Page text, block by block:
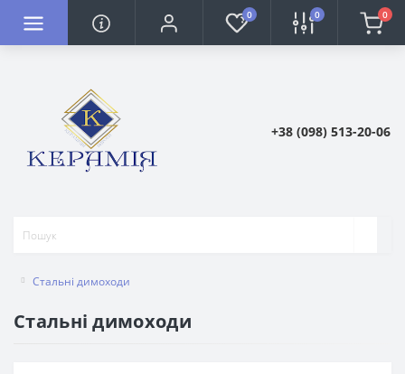
0 0 0
+38 (098) 513-20-06
Стальні димоходи
Стальні димоходи